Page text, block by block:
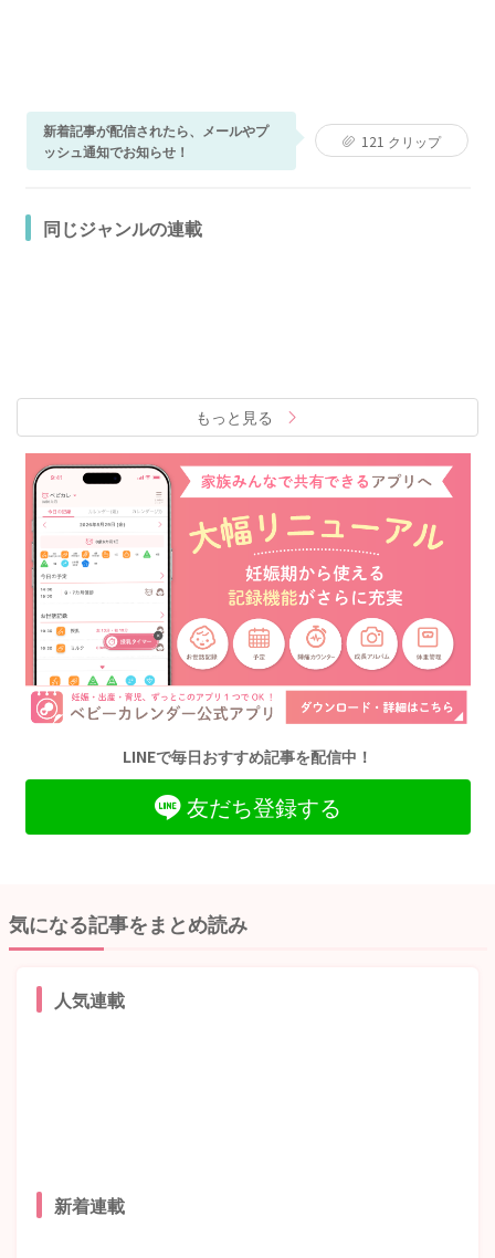
新着記事が配信されたら、メールやプ
ッシュ通知でお知らせ！
121 クリップ
同じジャンルの連載
もっと見る
LINEで毎日おすすめ記事を配信中！
友だち登録する
気になる記事をまとめ読み
人気連載
新着連載